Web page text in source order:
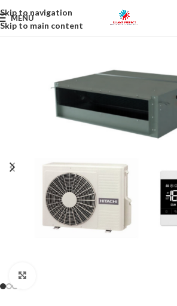
Skip to navigation
Skip to main content
MENU